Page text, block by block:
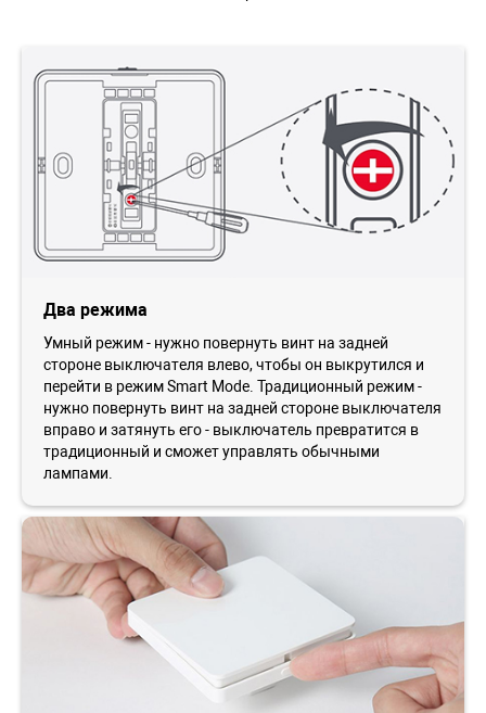
Два режима
Умный режим - нужно повернуть винт на задней
стороне выключателя влево, чтобы он выкрутился и
перейти в режим Smart Mode. Традиционный режим -
нужно повернуть винт на задней стороне выключателя
вправо и затянуть его - выключатель превратится в
традиционный и сможет управлять обычными
лампами.